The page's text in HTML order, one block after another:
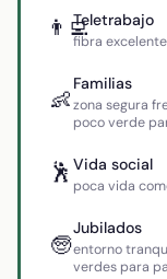
👨‍💻Teletrabajo
fibra
👶
Familias
zona segura
poco verde
🕺 Vida social
poca vida
🧓
Jubilados
entorno
verdes para